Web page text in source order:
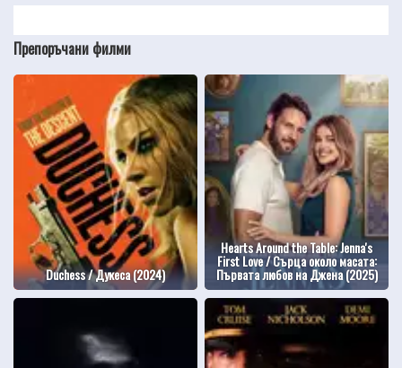
Препоръчани филми
Duchess / Дукеса (2024)
Hearts Around the Table: Jenna's
First Love / Сърца около масата:
Първата любов на Джена (2025)